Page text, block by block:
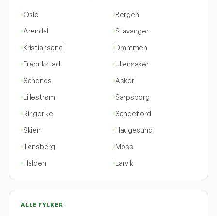
Oslo
Bergen
Arendal
Stavanger
Kristiansand
Drammen
Fredrikstad
Ullensaker
Sandnes
Asker
Lillestrøm
Sarpsborg
Ringerike
Sandefjord
Skien
Haugesund
Tønsberg
Moss
Halden
Larvik
ALLE FYLKER